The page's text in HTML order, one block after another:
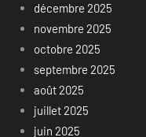
décembre 2025
novembre 2025
octobre 2025
septembre 2025
août 2025
juillet 2025
juin 2025